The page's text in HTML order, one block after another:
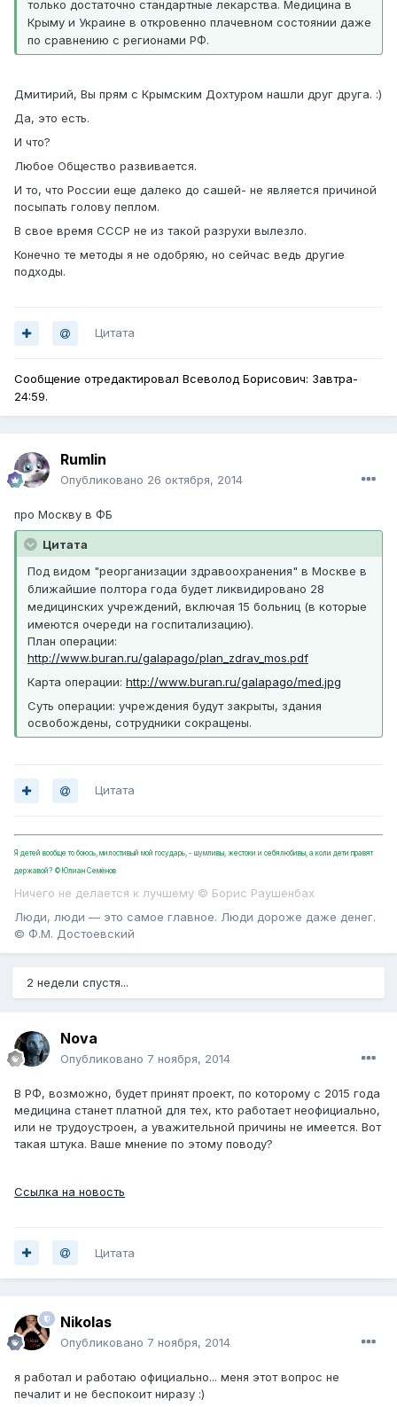
только достаточно стандартные лекарства. Медицина в
Крыму и Украине в откровенно плачевном состоянии даже
по сравнению с регионами РФ.
Дмитирий, Вы прям с Крымским Дохтуром нашли друг друга. :)
Да, это есть.
И что?
Любое Общество развивается.
И то, что России еще далеко до сашей- не является причиной
посыпать голову пеплом.
В свое время СССР не из такой разрухи вылезло.
Конечно те методы я не одобряю, но сейчас ведь другие
подходы.
Цитата
Сообщение отредактировал Всеволод Борисович: Завтра-
24:59.
Rumlin
Опубликовано 26 октября, 2014
про Москву в ФБ
Цитата
Под видом "реорганизации здравоохранения" в Москве в
ближайшие полтора года будет ликвидировано 28
медицинских учреждений, включая 15 больниц (в которые
имеются очереди на госпитализацию).
План операции:
http://www.buran.ru/galapago/plan_zdrav_mos.pdf
Карта операции: http://www.buran.ru/galapago/med.jpg
Суть операции: учреждения будут закрыты, здания
освобождены, сотрудники сокращены.
Цитата
Я детей вообще то боюсь, милостивый мой государь, - шумливы, жестоки и себялюбивы, а коли дети правят
державой? ©Юлиан Семёнов
Ничего не делается к лучшему © Борис Раушенбах
Люди, люди — это самое главное. Люди дороже даже денег.
© Ф.М. Достоевский
2 недели спустя...
Nova
Опубликовано 7 ноября, 2014
В РФ, возможно, будет принят проект, по которому с 2015 года
медицина станет платной для тех, кто работает неофициально,
или не трудоустроен, а уважительной причины не имеется. Вот
такая штука. Ваше мнение по этому поводу?
Ссылка на новость
Цитата
Nikolas
Опубликовано 7 ноября, 2014
я работал и работаю официально... меня этот вопрос не
печалит и не беспокоит ниразу :)